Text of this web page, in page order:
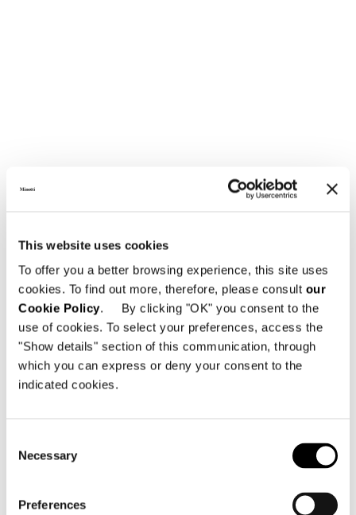
This website uses cookies
To offer you a better browsing experience, this site uses
cookies. To find out more, therefore, please consult our
Cookie Policy. By clicking "OK" you consent to the
use of cookies. To select your preferences, access the
"Show details" section of this communication, through
which you can express or deny your consent to the
indicated cookies.
Selection
Necessary
Preferences